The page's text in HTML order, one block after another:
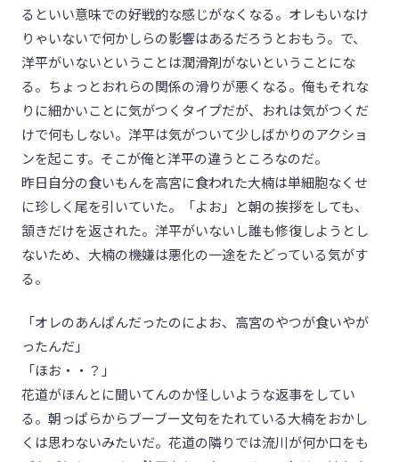
るといい意味での好戦的な感じがなくなる。オレもいなけ
りゃいないで何かしらの影響はあるだろうとおもう。で、
洋平がいないということは潤滑剤がないということにな
る。ちょっとおれらの関係の滑りが悪くなる。俺もそれな
りに細かいことに気がつくタイプだが、おれは気がつくだ
けで何もしない。洋平は気がついて少しばかりのアクショ
ンを起こす。そこが俺と洋平の違うところなのだ。
昨日自分の食いもんを高宮に食われた大楠は単細胞なくせ
に珍しく尾を引いていた。「よお」と朝の挨拶をしても、
頷きだけを返された。洋平がいないし誰も修復しようとし
ないため、大楠の機嫌は悪化の一途をたどっている気がす
る。
「オレのあんぱんだったのによお、高宮のやつが食いやが
ったんだ」
「ほお・・？」
花道がほんとに聞いてんのか怪しいような返事をしてい
る。朝っぱらからブーブー文句をたれている大楠をおかし
くは思わないみたいだ。花道の隣りでは流川が何か口をも